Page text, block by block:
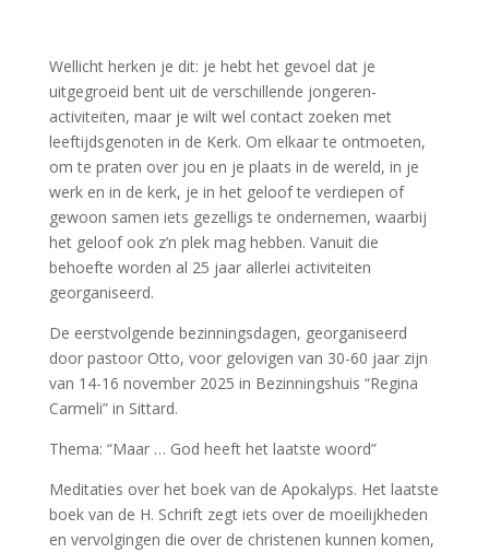
Wellicht herken je dit: je hebt het gevoel dat je
uitgegroeid bent uit de verschillende jongeren-
activiteiten, maar je wilt wel contact zoeken met
leeftijdsgenoten in de Kerk. Om elkaar te ontmoeten,
om te praten over jou en je plaats in de wereld, in je
werk en in de kerk, je in het geloof te verdiepen of
gewoon samen iets gezelligs te ondernemen, waarbij
het geloof ook z’n plek mag hebben. Vanuit die
behoefte worden al 25 jaar allerlei activiteiten
georganiseerd.
De eerstvolgende bezinningsdagen, georganiseerd
door pastoor Otto, voor gelovigen van 30-60 jaar zijn
van 14-16 november 2025 in Bezinningshuis “Regina
Carmeli” in Sittard.
Thema: “Maar … God heeft het laatste woord”
Meditaties over het boek van de Apokalyps. Het laatste
boek van de H. Schrift zegt iets over de moeilijkheden
en vervolgingen die over de christenen kunnen komen,